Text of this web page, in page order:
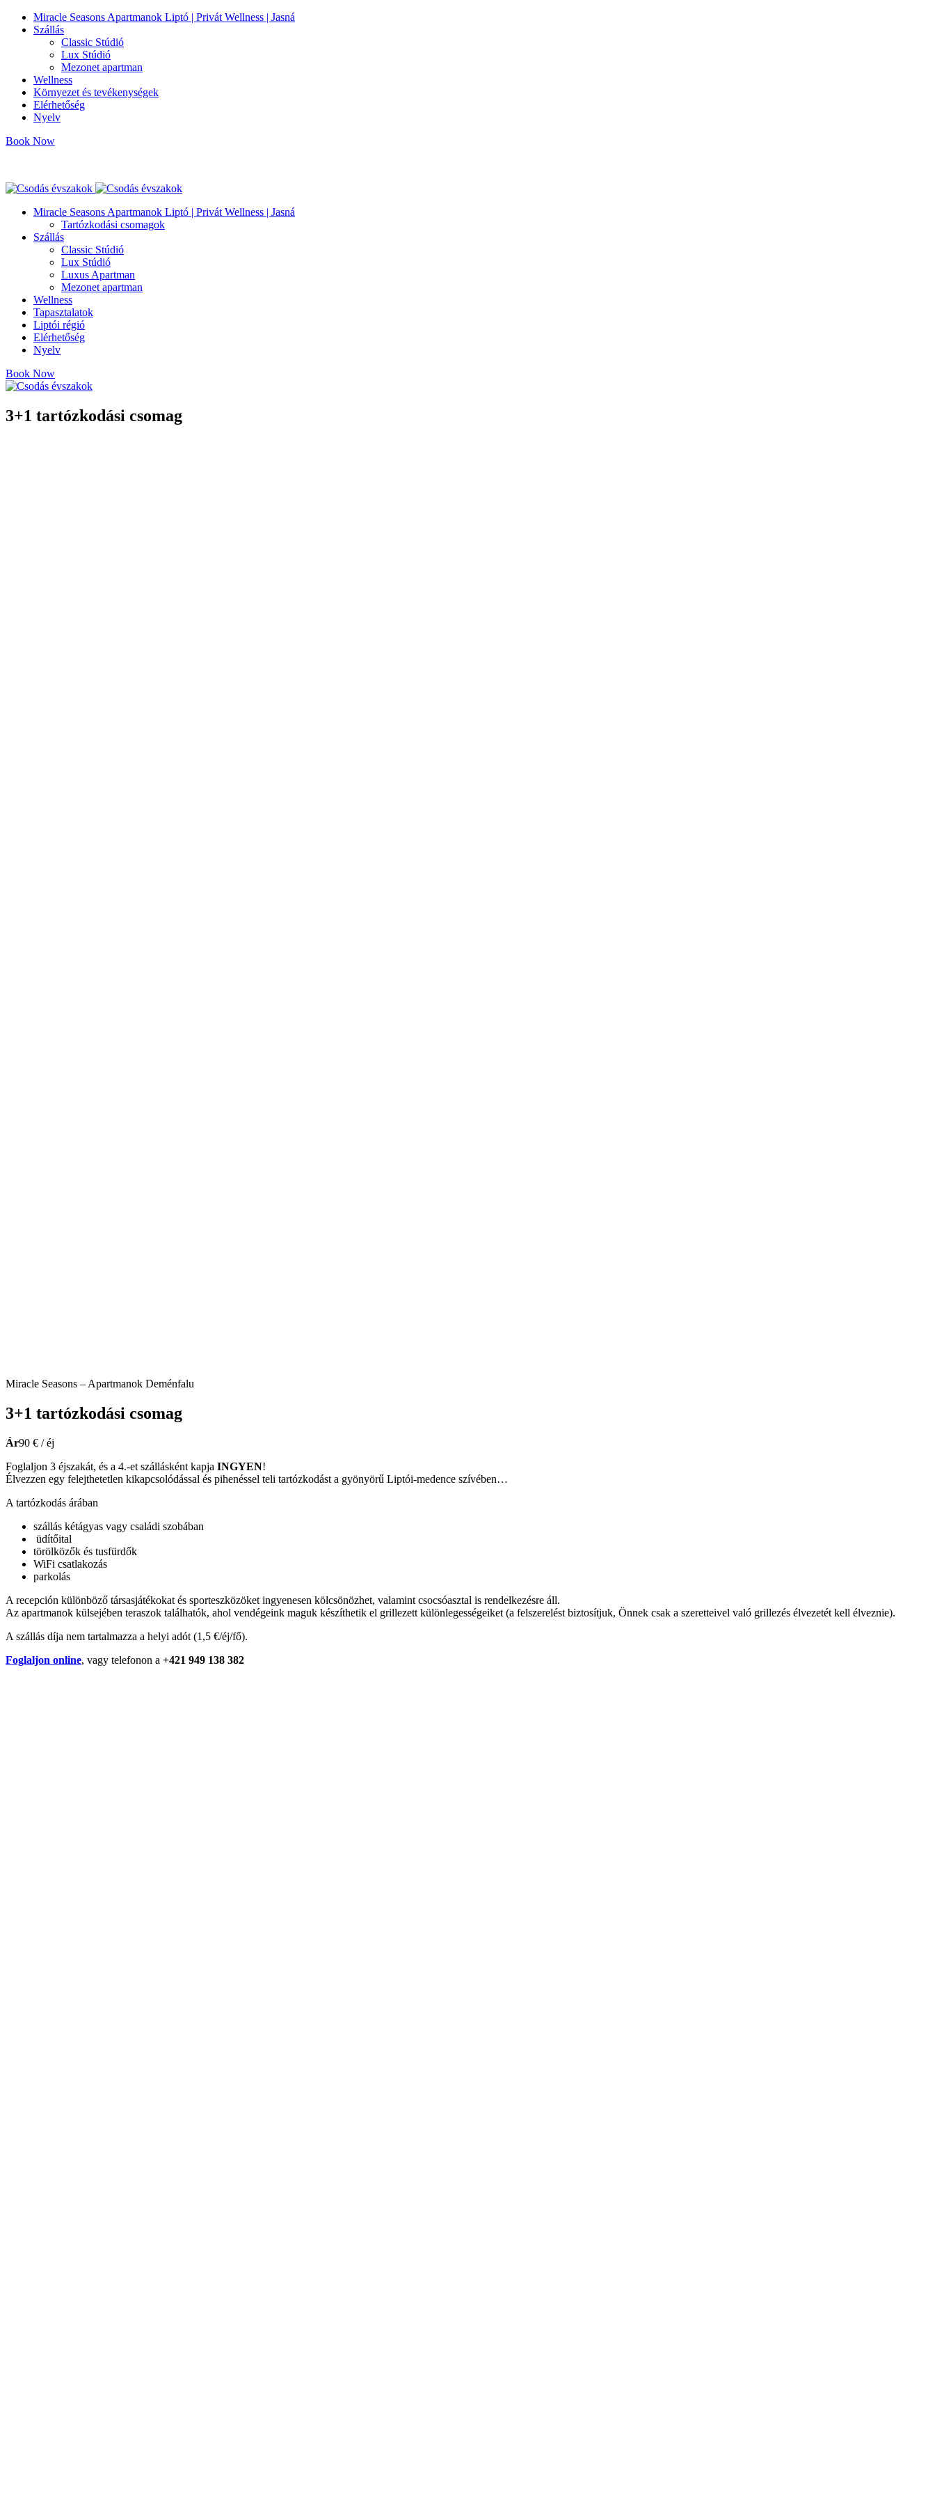
Miracle Seasons Apartmanok Liptó | Privát Wellness | Jasná
Szállás
Classic Stúdió
Lux Stúdió
Mezonet apartman
Wellness
Környezet és tevékenységek
Elérhetőség
Nyelv
Book Now
Miracle Seasons Apartmanok Liptó | Privát Wellness | Jasná
Tartózkodási csomagok
Szállás
Classic Stúdió
Lux Stúdió
Luxus Apartman
Mezonet apartman
Wellness
Tapasztalatok
Liptói régió
Elérhetőség
Nyelv
Book Now
3+1 tartózkodási csomag
Miracle Seasons – Apartmanok Deménfalu
3+1 tartózkodási csomag
Ár90 € / éj
Foglaljon 3 éjszakát, és a 4.-et szállásként kapja INGYEN!
Élvezzen egy felejthetetlen kikapcsolódással és pihenéssel teli tartózkodást a gyönyörű Liptói-medence szívében…
A tartózkodás árában
szállás kétágyas vagy családi szobában
üdítőital
törölközők és tusfürdők
WiFi csatlakozás
parkolás
A recepción különböző társasjátékokat és sporteszközöket ingyenesen kölcsönözhet, valamint csocsóasztal is rendelkezésre áll.
Az apartmanok külsejében teraszok találhatók, ahol vendégeink maguk készíthetik el grillezett különlegességeiket (a felszerelést biztosítjuk, Önnek csak a szeretteivel való grillezés élvezetét kell élveznie).
A szállás díja nem tartalmazza a helyi adót (1,5 €/éj/fő).
Foglaljon online, vagy telefonon a +421 949 138 382